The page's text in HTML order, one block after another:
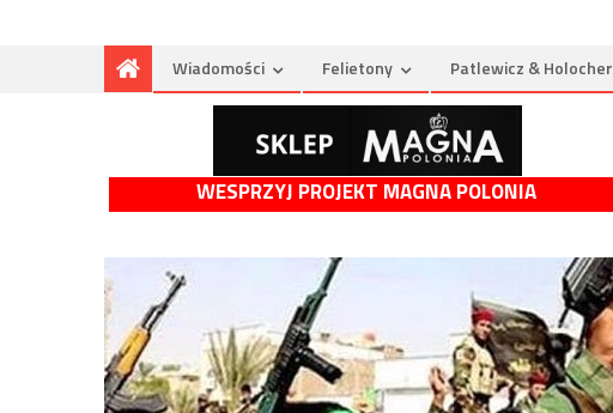
Wiadomości Felietony Patlewicz & Holocher
WESPRZYJ PROJEKT MAGNA POLONIA